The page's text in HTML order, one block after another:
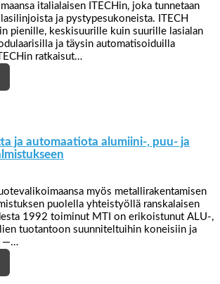
italialaisen ITECHin, joka tunnetaan
ja pystypesukoneista. ITECH
pienille, keskisuurille kuin suurille lasialan
ja täysin automatisoiduilla
ratkaisut…
ja automaatiota alumiini-, puu- ja
myös metallirakentamisen
puolella yhteistyöllä ranskalaisen
1992 toiminut MTI on erikoistunut ALU-,
tuotantoon suunniteltuihin koneisiin ja
—…